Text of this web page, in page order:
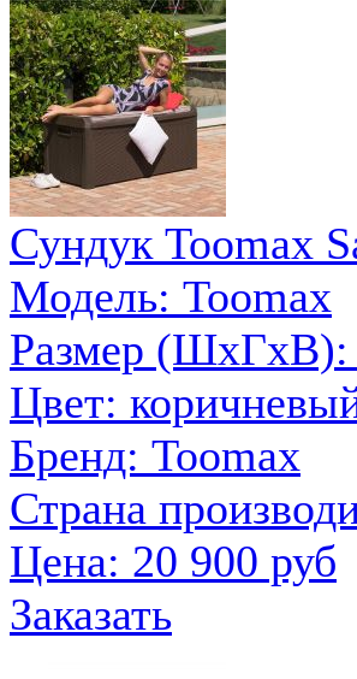
Сундук Toomax
Модель: Toomax
Размер
Цвет:
Бренд: Toomax
Страна
Цена: 20 900 руб
Заказать